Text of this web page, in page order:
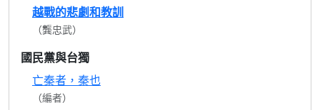
越戰的悲劇和教訓
（龔忠武）
國民黨與台獨
亡秦者，秦也
（編者）